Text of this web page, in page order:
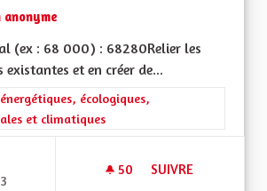
(ex : 68 000) : 68280Relier les
et en créer de...
de la catégorie : Les transitions
écologiques,
et climatiques
50 50 ABONNÉS
SUIVRE